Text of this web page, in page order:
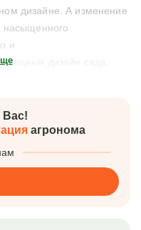
дизайне. А изменение
насыщенного
и
дизайн сада.
Вас!
агронома